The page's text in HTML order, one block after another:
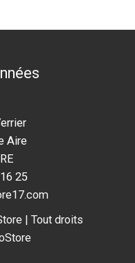
Aire
25
| Tout droits